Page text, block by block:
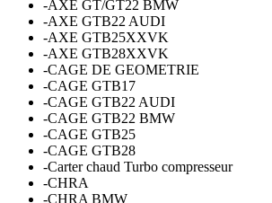
-AXE GT/GT22 BMW
-AXE GTB22 AUDI
-AXE GTB25XXVK
-AXE GTB28XXVK
-CAGE DE GEOMETRIE
-CAGE GTB17
-CAGE GTB22 AUDI
-CAGE GTB22 BMW
-CAGE GTB25
-CAGE GTB28
-Carter chaud Turbo compresseur
-CHRA
-CHRA BMW